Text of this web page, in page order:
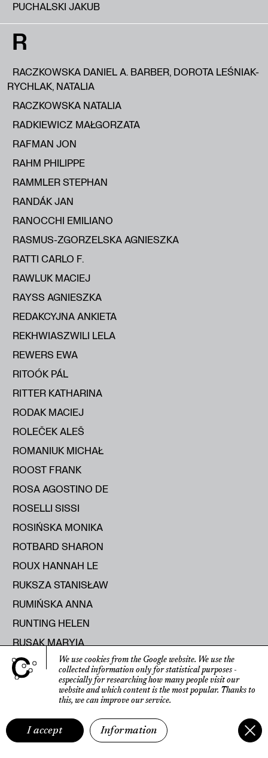
PUCHALSKI JAKUB
R
RACZKOWSKA DANIEL A. BARBER, DOROTA LEŚNIAK-
RYCHLAK, NATALIA
RACZKOWSKA NATALIA
RADKIEWICZ MAŁGORZATA
RAFMAN JON
RAHM PHILIPPE
RAMMLER STEPHAN
RANDÁK JAN
RANOCCHI EMILIANO
RASMUS-ZGORZELSKA AGNIESZKA
RATTI CARLO F.
RAWLUK MACIEJ
RAYSS AGNIESZKA
REDAKCYJNA ANKIETA
REKHWIASZWILI LELA
REWERS EWA
RITOÓK PÁL
RITTER KATHARINA
RODAK MACIEJ
ROLEČEK ALEŠ
ROMANIUK MICHAŁ
ROOST FRANK
ROSA AGOSTINO DE
ROSELLI SISSI
ROSIŃSKA MONIKA
ROTBARD SHARON
ROUX HANNAH LE
RUKSZA STANISŁAW
RUMIŃSKA ANNA
RUNTING HELEN
RUSAK MARYIA
RUSECKA KATERYNA
RUTKOWSKI ROMAN
RYBICKA ELŻBIETA
RYŚ RAJMUND
We use cookies from the Google website. We use the
collected information only for statistical purposes -
especially for researching how many people visit our
website and which content is the most popular. Thanks to
this, we can improve our service.
I accept Information